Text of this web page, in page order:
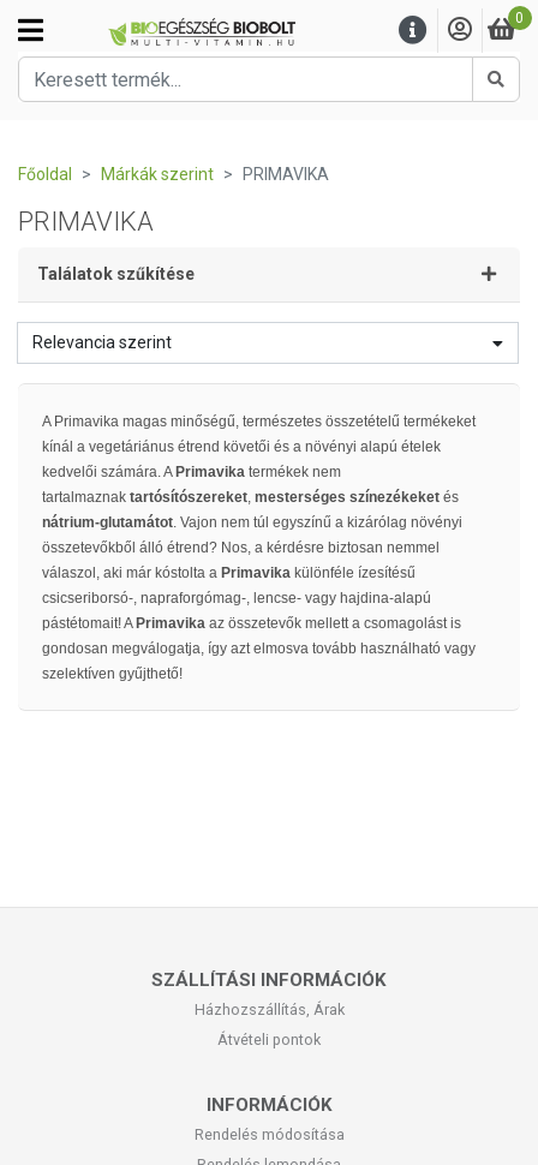
0
Főoldal Márkák szerint PRIMAVIKA
PRIMAVIKA
Találatok szűkítése
Relevancia szerint
A Primavika magas minőségű, természetes összetételű termékeket
kínál a vegetáriánus étrend követői és a növényi alapú ételek
kedvelői számára. A Primavika termékek nem
tartalmaznak tartósítószereket, mesterséges színezékeket és
nátrium-glutamátot. Vajon nem túl egyszínű a kizárólag növényi
összetevőkből álló étrend? Nos, a kérdésre biztosan nemmel
válaszol, aki már kóstolta a Primavika különféle ízesítésű
csicseriborsó-, napraforgómag-, lencse- vagy hajdina-alapú
pástétomait! A Primavika az összetevők mellett a csomagolást is
gondosan megválogatja, így azt elmosva tovább használható vagy
szelektíven gyűjthető!
SZÁLLÍTÁSI INFORMÁCIÓK
Házhozszállítás, Árak
Átvételi pontok
INFORMÁCIÓK
Rendelés módosítása